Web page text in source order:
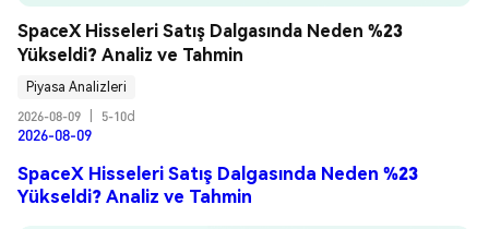
SpaceX Hisseleri Satış Dalgasında Neden %23
Yükseldi? Analiz ve Tahmin
Piyasa Analizleri
2026-08-09
5-10d
2026-08-09
SpaceX Hisseleri Satış Dalgasında Neden %23
Yükseldi? Analiz ve Tahmin